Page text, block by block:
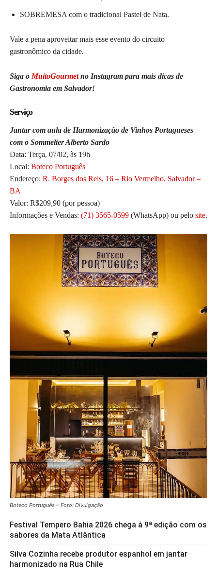
SOBREMESA com o tradicional Pastel de Nata.
Vale a pena aproveitar mais esse evento do circuito
gastronômico da cidade.
Siga oMuitoGourmetno Instagram para mais dicas de
Gastronomia em Salvador!
Serviço
Jantar com aula de Harmonização de Vinhos Portugueses
com o Sommelier Alberto Sardo
Data: Terça, 07/02, às 19h
Local: Boteco Português
Endereço: R. Borges dos Reis, 16 – Rio Vermelho, Salvador –
BA
Valor: R$209,90 (por pessoa)
Informações e Vendas: (71) 3565-0599 (WhatsApp) ou pelo site.
Boteco Português – Foto: Divulgação
Festival Tempero Bahia 2026 chega à 9ª edição com os
sabores da Mata Atlântica
Silva Cozinha recebe produtor espanhol em jantar
harmonizado na Rua Chile